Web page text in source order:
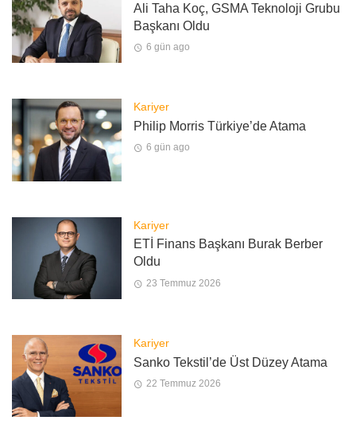
Ali Taha Koç, GSMA Teknoloji Grubu
Başkanı Oldu
6 gün ago
Kariyer
Philip Morris Türkiye’de Atama
6 gün ago
Kariyer
ETİ Finans Başkanı Burak Berber
Oldu
23 Temmuz 2026
Kariyer
Sanko Tekstil’de Üst Düzey Atama
22 Temmuz 2026